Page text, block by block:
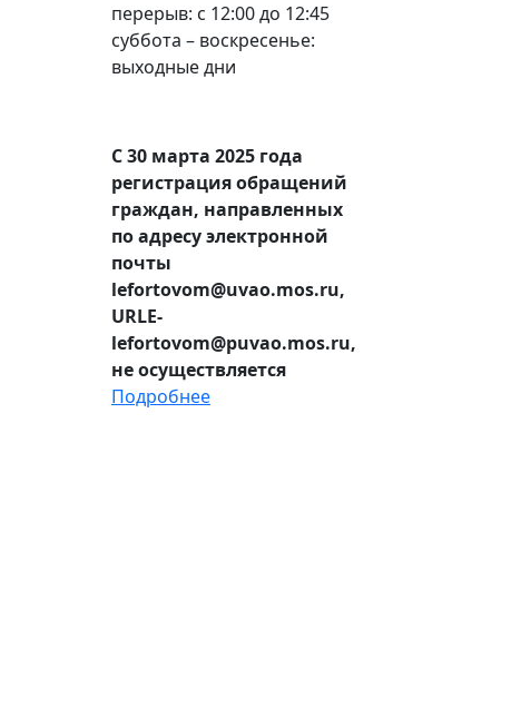
перерыв: с 12:00 до 12:45
суббота – воскресенье:
выходные дни
С 30 марта 2025 года
регистрация обращений
граждан, направленных
по адресу электронной
почты
lefortovom@uvao.mos.ru,
URLE-
lefortovom@puvao.mos.ru,
не осуществляется
Подробнее